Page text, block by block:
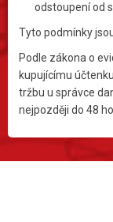
odstoupení od
Tyto podmínky
Podle zákona o
kupujícímu
tržbu u správce
nejpozději do 48